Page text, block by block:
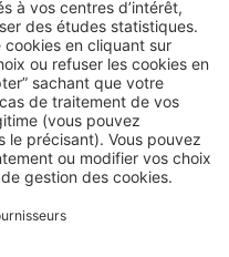
pour
de vos
sociaux
Immo, un outil qui
avant ...